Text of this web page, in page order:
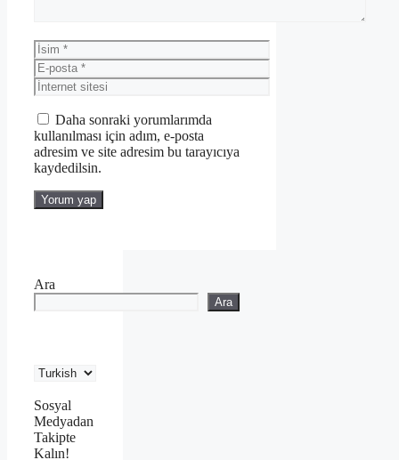
İsim
E-
posta
İnternet
sitesi
Daha sonraki yorumlarımda
kullanılması için adım, e-posta
adresim ve site adresim bu tarayıcıya
kaydedilsin.
Ara
Ara
Sosyal
Medyadan
Takipte
Kalın!